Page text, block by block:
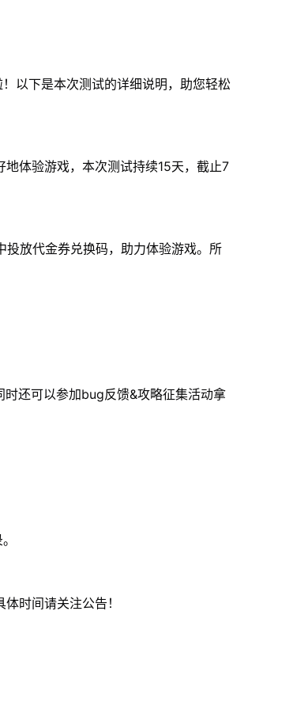
以下是本次测试的详细说明，助您轻松
体验游戏，本次测试持续15天，截止7
放代金券兑换码，助力体验游戏。所
还可以参加bug反馈&攻略征集活动拿
时间请关注公告！